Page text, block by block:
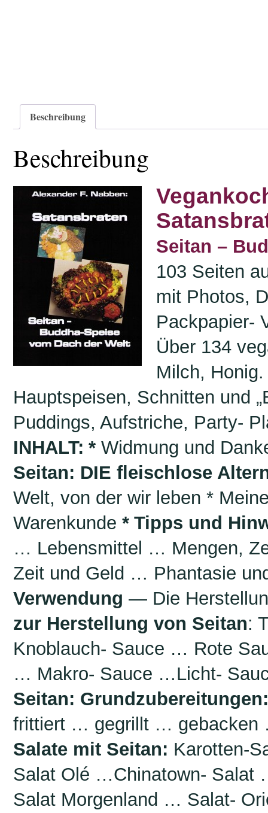
Beschreibung
Beschreibung
Seitan –
103 Seiten
mit Photos,
Packpapier-
Über 134
Milch,
Hauptspeisen, Schnitten und
Puddings, Aufstriche, Party-
INHALT: * Widmung und
Seitan: DIE fleischlose
Welt, von der wir leben *
Warenkunde * Tipps und
… Lebensmittel … Mengen,
Zeit und Geld … Phantasie
Verwendung — Die
zur Herstellung von Seitan:
Knoblauch- Sauce … Rote
… Makro- Sauce …Licht-
Seitan: Grundzubereitungen:
frittiert … gegrillt … gebacken
Salate mit Seitan: Karotten-
Salat Olé …Chinatown-
Salat Morgenland … Salat-